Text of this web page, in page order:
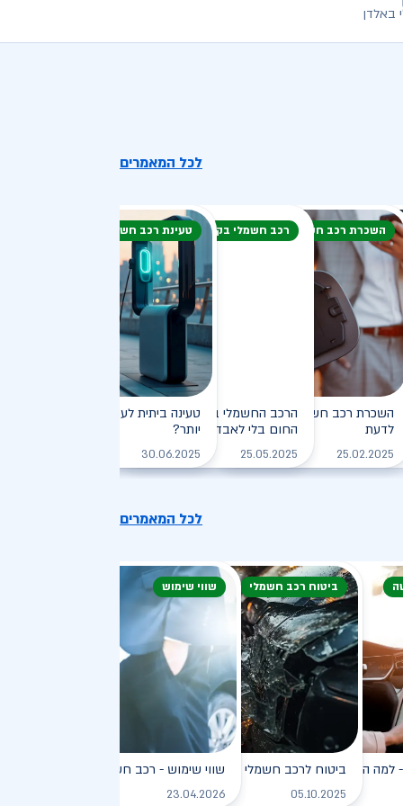
באלדן
לכל המאמרים
לקריאה
רכב חשמלי: המדריך
יעילה וירוקה
לקריאה
השכרת רכב חשמלי
השכרת רכב חשמלי: חיסכון, נוחות וכל מה שצריך
לדעת
25.02.2025 לקריאה
רכב חשמלי בקיץ
הרכב החשמלי בקיץ הישראלי: איך שורדים את
החום בלי לאבד טווח?
25.05.2025
טעינת רכב חשמלי
טעינה ביתית לעומת טעינה ציבורית -
יותר?
30.06.2025
לכל המאמרים
לקריאה
הוא כל כך פופולרי?
לקריאה
ביטוח רכב חשמלי
ביטוח לרכב חשמלי
05.10.2025
שווי שימוש
שווי שימוש - רכב חשמלי
23.04.2026